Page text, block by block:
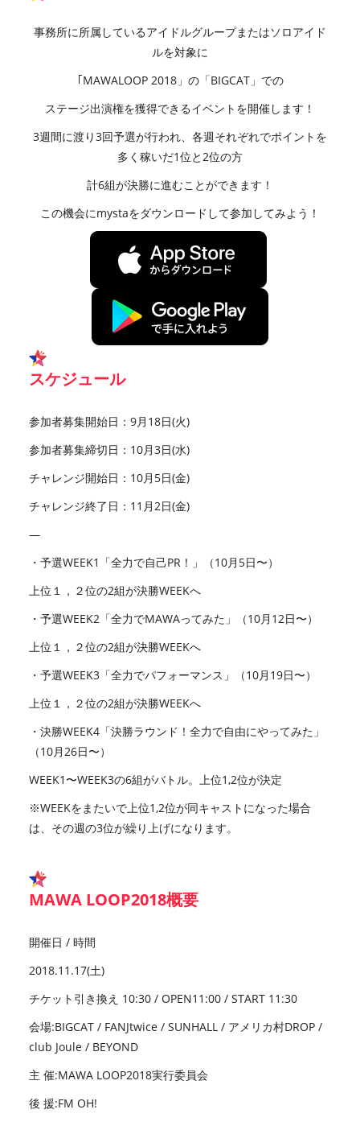
事務所に所属しているアイドルグループまたはソロアイド
ルを対象に
｢MAWALOOP 2018」の「BIGCAT」での
ステージ出演権を獲得できるイベントを開催します！
3週間に渡り3回予選が行われ、各週それぞれでポイントを
多く稼いだ1位と2位の方
計6組が決勝に進むことができます！
この機会にmystaをダウンロードして参加してみよう！
スケジュール
参加者募集開始日：9月18日(火)
参加者募集締切日：10月3日(水)
チャレンジ開始日：10月5日(金)
チャレンジ終了日：11月2日(金)
—
・予選WEEK1「全力で自己PR！」（10月5日〜）
上位１，２位の2組が決勝WEEKへ
・予選WEEK2「全力でMAWAってみた」（10月12日〜）
上位１，２位の2組が決勝WEEKへ
・予選WEEK3「全力でパフォーマンス」（10月19日〜）
上位１，２位の2組が決勝WEEKへ
・決勝WEEK4「決勝ラウンド！全力で自由にやってみた」
（10月26日〜）
WEEK1〜WEEK3の6組がバトル。上位1,2位が決定
※WEEKをまたいで上位1,2位が同キャストになった場合
は、その週の3位が繰り上げになります。
MAWA LOOP2018概要
開催日 / 時間
2018.11.17(土)
チケット引き換え 10:30 / OPEN11:00 / START 11:30
会場:BIGCAT / FANJtwice / SUNHALL / アメリカ村DROP /
club Joule / BEYOND
主 催:MAWA LOOP2018実行委員会
後 援:FM OH!